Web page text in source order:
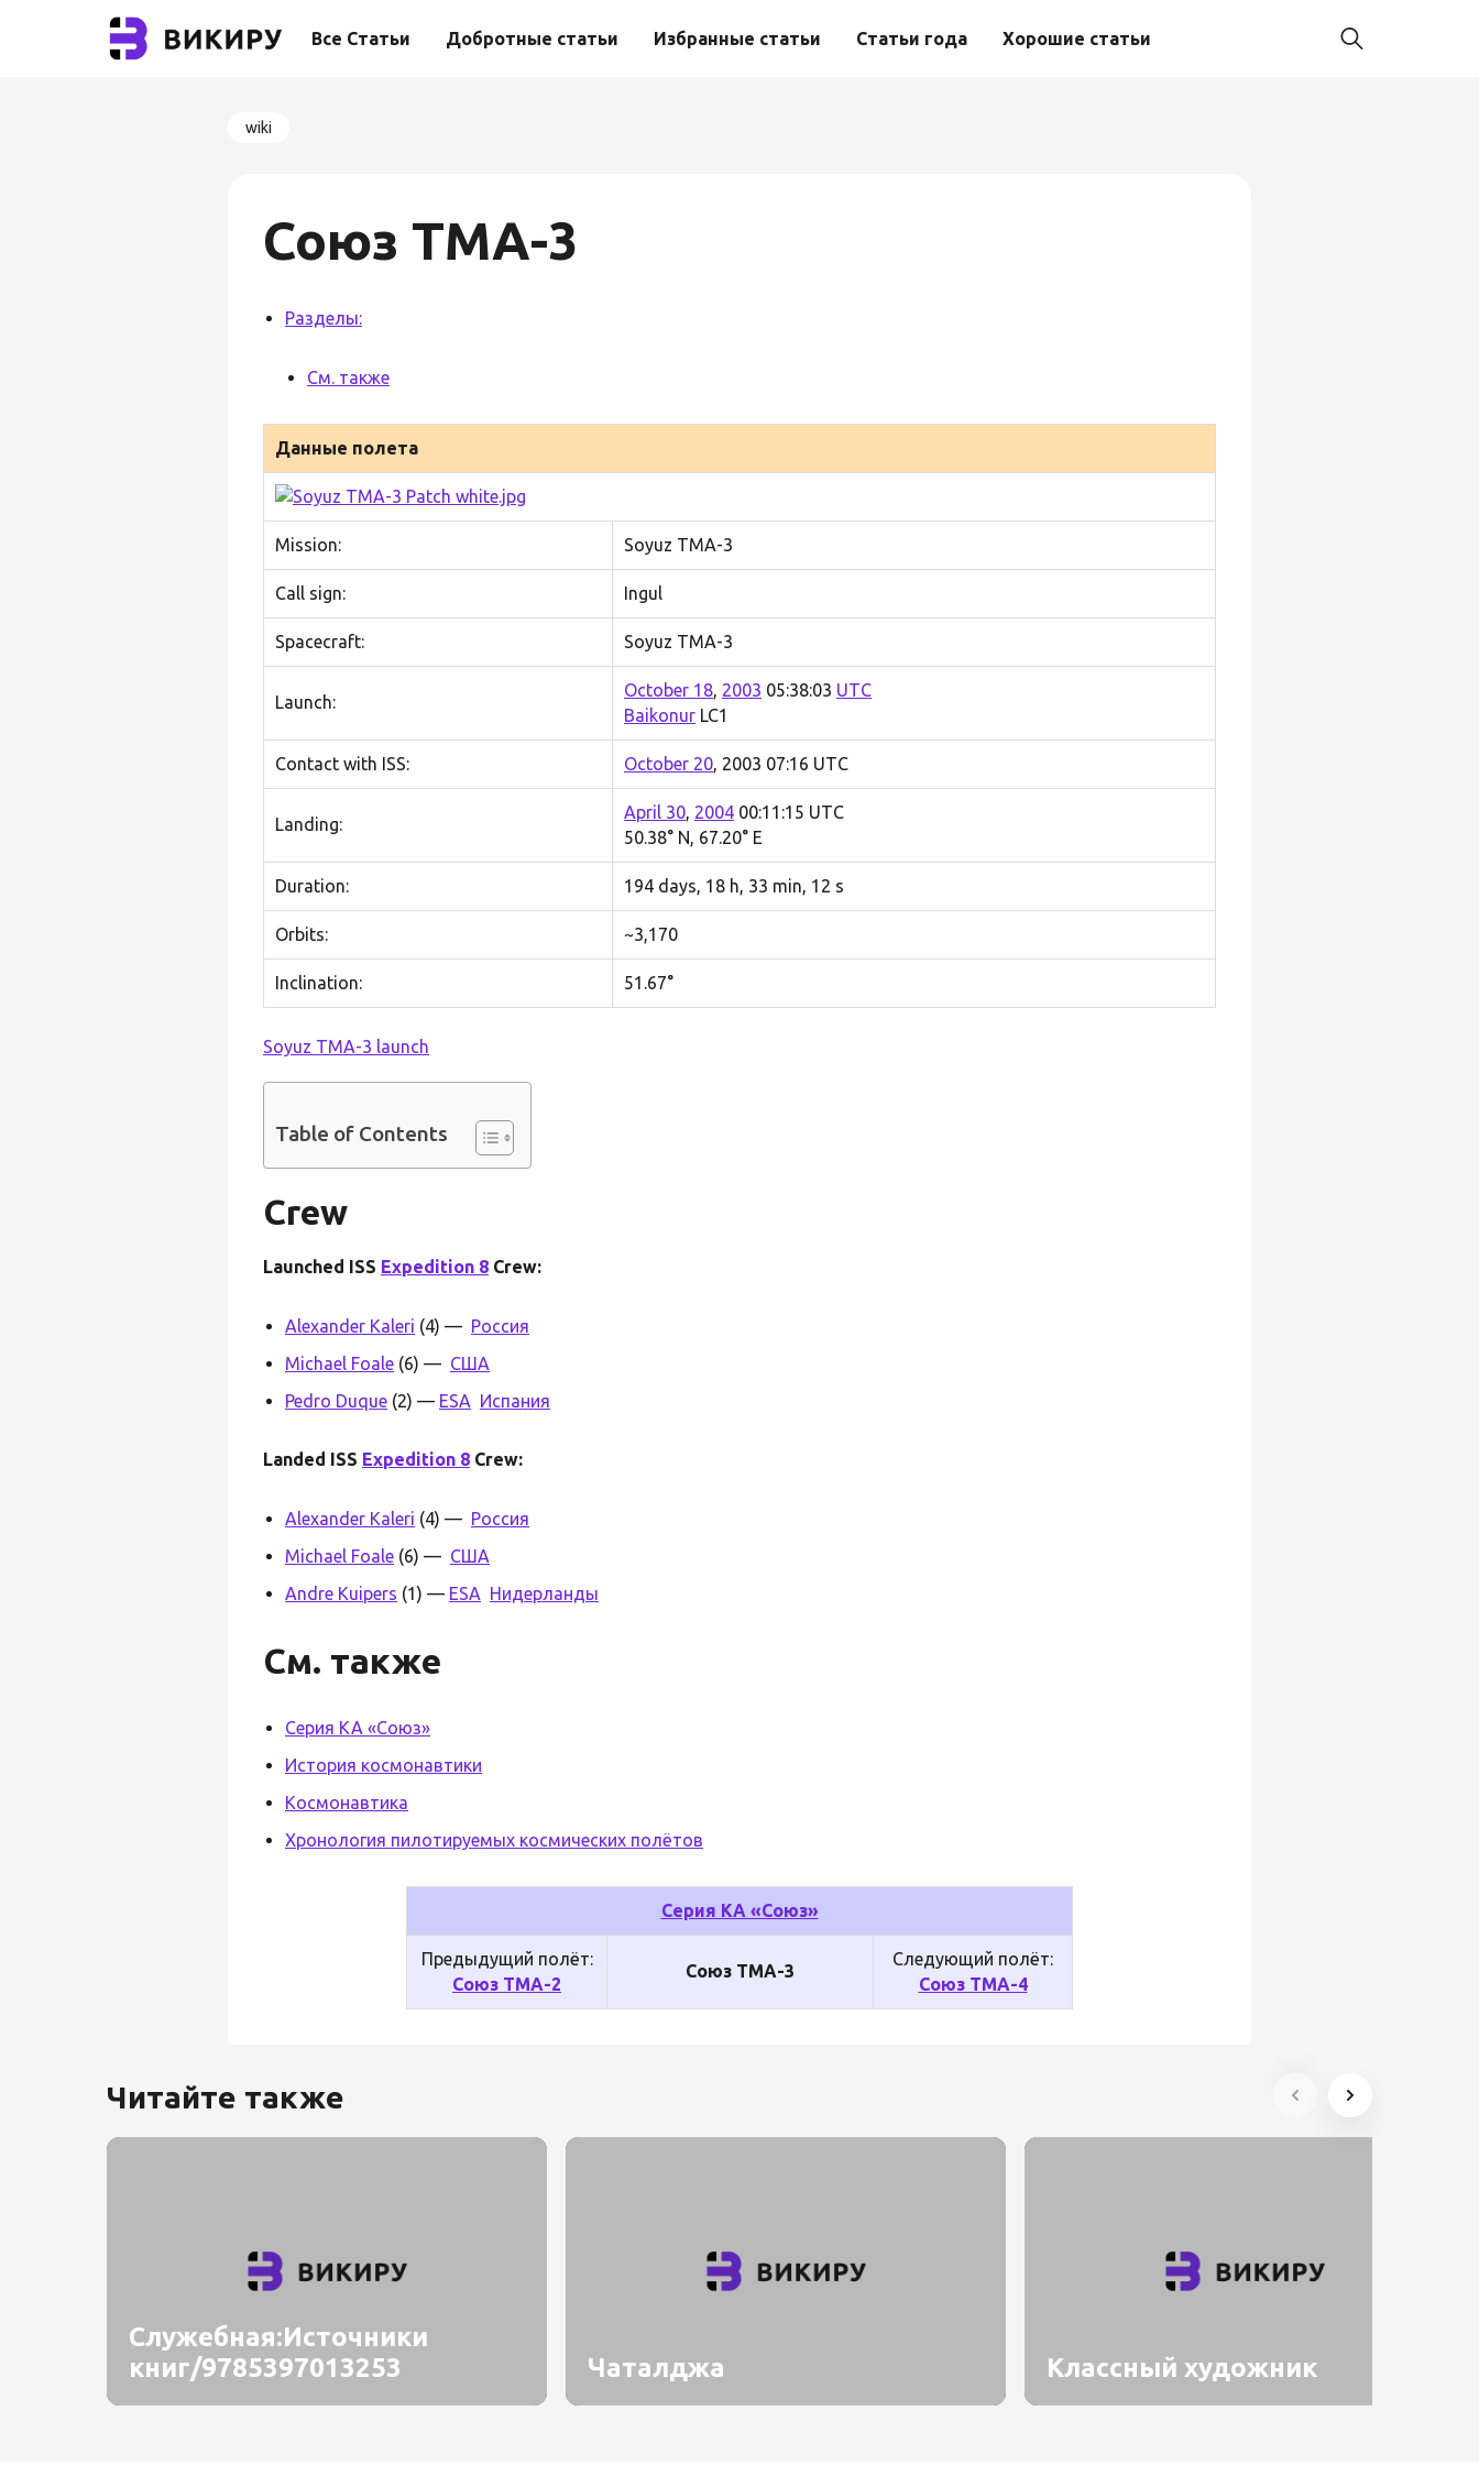
Все Статьи Добротные статьи Избранные статьи Статьи года Хорошие статьи
wiki
Союз ТМА-3
Разделы:
См. также
Данные полета
Mission: Soyuz TMA-3
Call sign: Ingul
Spacecraft: Soyuz TMA-3
Launch:
October 18, 2003 05:38:03 UTC
Baikonur LC1
Contact with ISS: October 20, 2003 07:16 UTC
Landing:
April 30, 2004 00:11:15 UTC
50.38° N, 67.20° E
Duration: 194 days, 18 h, 33 min, 12 s
Orbits: ~3,170
Inclination: 51.67°
Soyuz TMA-3 launch
Table of Contents
Crew
Launched ISS Expedition 8 Crew:
Alexander Kaleri (4) — Россия
Michael Foale (6) — США
Pedro Duque (2) — ESA Испания
Landed ISS Expedition 8 Crew:
Alexander Kaleri (4) — Россия
Michael Foale (6) — США
Andre Kuipers (1) — ESA Нидерланды
См. также
Серия КА «Союз»
История космонавтики
Космонавтика
Хронология пилотируемых космических полётов
Серия КА «Союз»
Предыдущий полёт:
Союз ТМА-2
Союз ТМА-3
Следующий полёт:
Союз ТМА-4
Читайте также
Служебная:Источники
книг/9785397013253
Чаталджа Классный художник